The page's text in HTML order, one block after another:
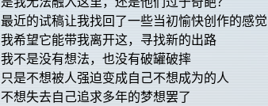
最近的试稿让我找回了一些当初愉快创作的感觉
我希望它能带我离开这，寻找新的出路
我不是没有想法，也没有破罐破摔
只是不想被人强迫变成自己不想成为的人
不想失去自己追求多年的梦想罢了